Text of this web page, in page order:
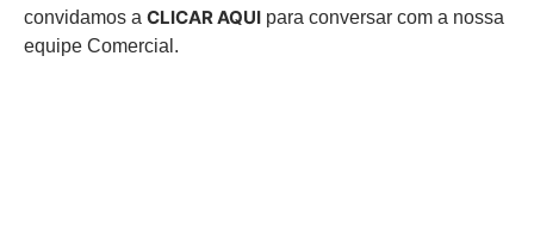
convidamos a CLICAR AQUI para conversar com a nossa
equipe Comercial.